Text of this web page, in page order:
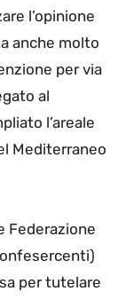
l’opinione
anche molto
per via
al
l’areale
Mediterraneo
Federazione
per tutelare